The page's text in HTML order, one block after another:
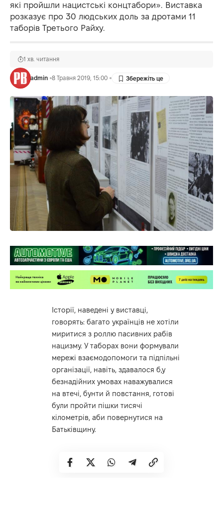
які пройшли нацистські концтабори». Виставка
розказує про 30 людських доль за дротами 11
таборів Третього Райху.
admin 8 Травня 2019, 15:00
1 хв. читання
Історії, наведені у виставці,
говорять: багато українців не хотіли
миритися з роллю пасивних рабів
нацизму. У таборах вони формували
мережі взаємодопомоги та підпільні
організації, навіть, здавалося б,у
безнадійних умовах наважувалися
на втечі, бунти й повстання, готові
були пройти пішки тисячі
кілометрів, аби повернутися на
Батьківщину.